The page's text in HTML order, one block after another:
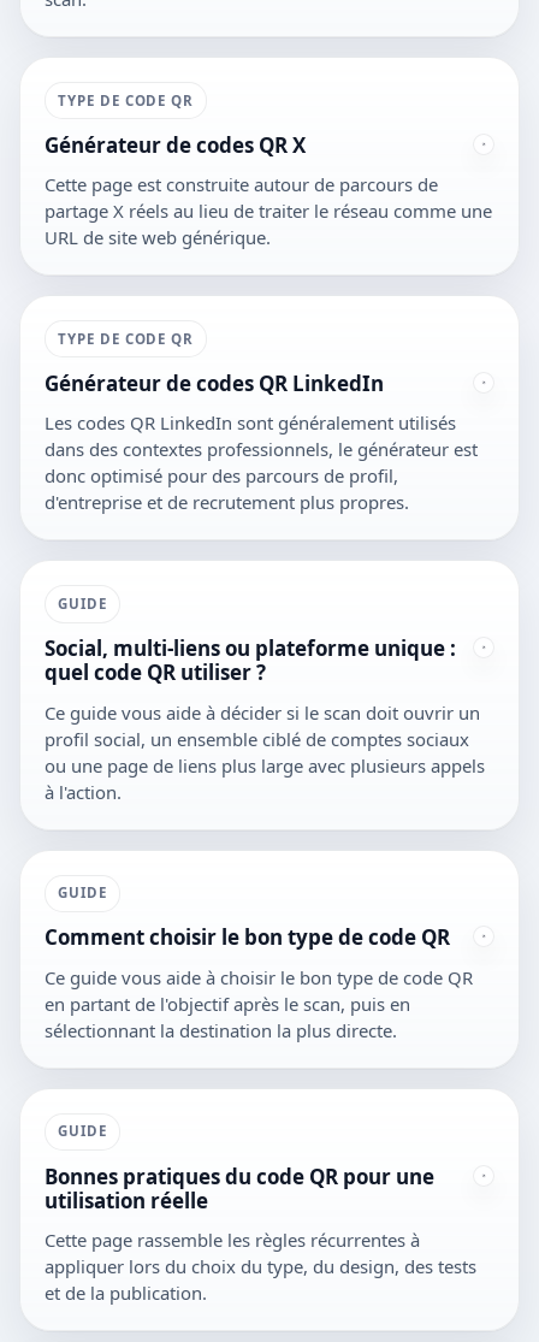
TYPE DE CODE QR
Générateur de codes QR X
Cette page est construite autour de parcours de
partage X réels au lieu de traiter le réseau comme une
URL de site web générique.
TYPE DE CODE QR
Générateur de codes QR LinkedIn
Les codes QR LinkedIn sont généralement utilisés
dans des contextes professionnels, le générateur est
donc optimisé pour des parcours de profil,
d'entreprise et de recrutement plus propres.
GUIDE
Social, multi-liens ou plateforme unique :
quel code QR utiliser ?
Ce guide vous aide à décider si le scan doit ouvrir un
profil social, un ensemble ciblé de comptes sociaux
ou une page de liens plus large avec plusieurs appels
à l'action.
GUIDE
Comment choisir le bon type de code QR
Ce guide vous aide à choisir le bon type de code QR
en partant de l'objectif après le scan, puis en
sélectionnant la destination la plus directe.
GUIDE
Bonnes pratiques du code QR pour une
utilisation réelle
Cette page rassemble les règles récurrentes à
appliquer lors du choix du type, du design, des tests
et de la publication.